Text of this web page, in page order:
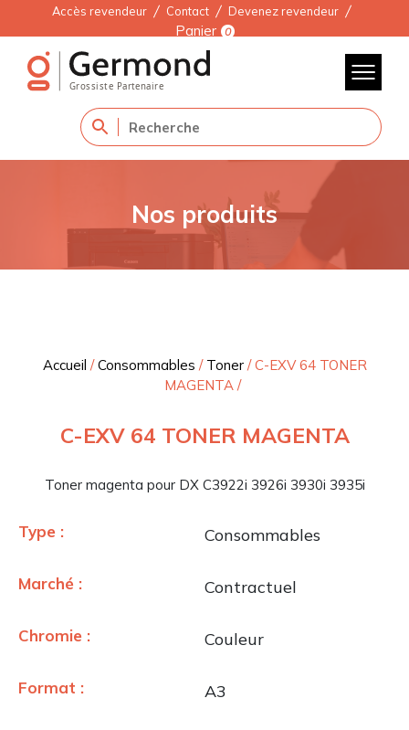
Accès revendeur Contact Devenez revendeur
Panier 0
Nos produits
Accueil /Consommables / Toner/C-EXV 64 TONER
MAGENTA /
C-EXV 64 TONER MAGENTA
Toner magenta pour DX C3922i 3926i 3930i 3935i
Type : Consommables
Marché : Contractuel
Chromie : Couleur
Format : A3